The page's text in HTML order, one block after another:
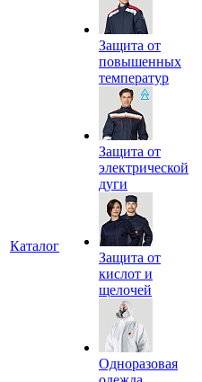
Каталог
Защита от
повышенных
температур
Защита от
электрической
дуги
Защита от
кислот и
щелочей
Одноразовая